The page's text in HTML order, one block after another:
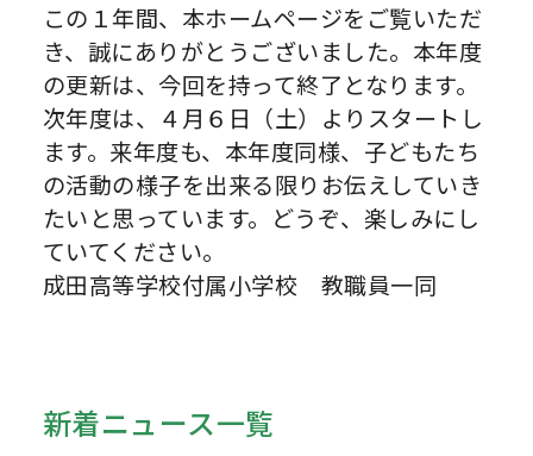
この１年間、本ホームページをご覧いただ
き、誠にありがとうございました。本年度
の更新は、今回を持って終了となります。
次年度は、４月６日（土）よりスタートし
ます。来年度も、本年度同様、子どもたち
の活動の様子を出来る限りお伝えしていき
たいと思っています。どうぞ、楽しみにし
ていてください。
成田高等学校付属小学校 教職員一同
新着ニュース一覧